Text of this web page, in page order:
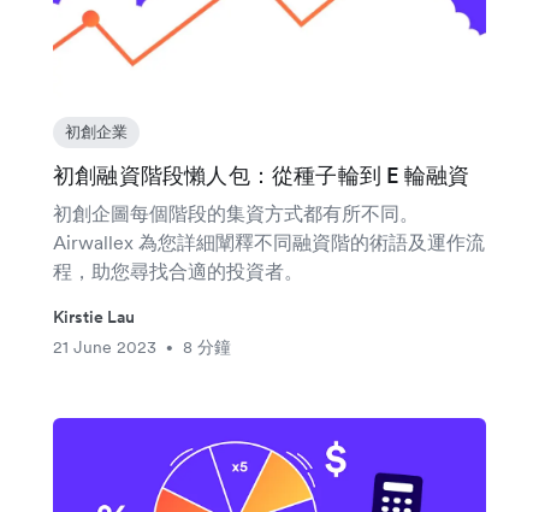
初創企業
初創融資階段懶人包：從種子輪到 E 輪融資
初創企圖每個階段的集資方式都有所不同。
Airwallex 為您詳細闡釋不同融資階的術語及運作流
程，助您尋找合適的投資者。
Kirstie Lau
21 June 2023
• 8 分鐘